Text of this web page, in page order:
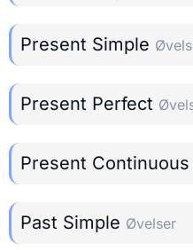
Present Simple
Present Perfect
Present Continuous
Past Simple Øvelser